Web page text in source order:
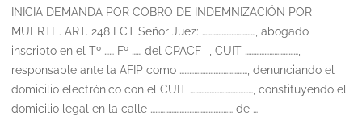
apelación
montos
indemnizatorios
INICIA DEMANDA POR COBRO DE INDEMNIZACIÓN POR
MUERTE. ART. 248 LCT Señor Juez: ……………………………, abogado
inscripto en el Tº …… Fº …… del CPACF -, CUIT ……………………………,
responsable ante la AFIP como ……………………………………, denunciando el
domicilio electrónico con el CUIT …………………………………, constituyendo el
domicilio legal en la calle …………………………………………… de …